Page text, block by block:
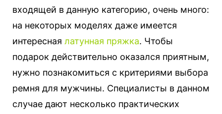
входящей в данную категорию, очень много:
на некоторых моделях даже имеется
интересная латунная пряжка. Чтобы
подарок действительно оказался приятным,
нужно познакомиться с критериями выбора
ремня для мужчины. Специалисты в данном
случае дают несколько практических